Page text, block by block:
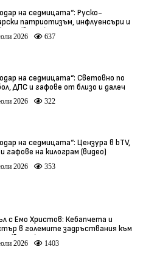
на седмицата“: Руско-
патриотизъм, инфлуенсъри и
(видео)
2026 637
на седмицата“: Световно по
ДПС и гафове от близо и далеч
2026 322
на седмицата“: Цензура в bTV,
гафове на килограм (видео)
2026 353
с Емо Христов: Кебапчета и
в големите задръствания към
(видео)
2026 1403